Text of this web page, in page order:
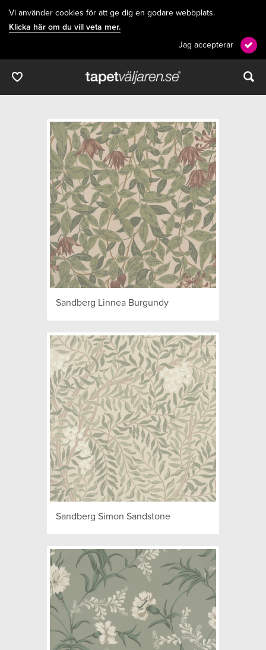
Vi använder cookies för att ge dig en godare webbplats.
Klicka här om du vill veta mer.
Jag accepterar
Sandberg Linnea Burgundy
Sandberg Simon Sandstone